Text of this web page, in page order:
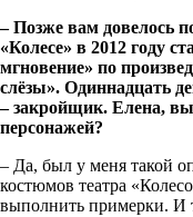
– Позже вам довелось
«Колесе» в 2012 году
мгновение» по
слёзы». Одиннадцать
– закройщик. Елена,
персонажей?
– Да, был у меня такой
костюмов театра
выполнить примерки. И